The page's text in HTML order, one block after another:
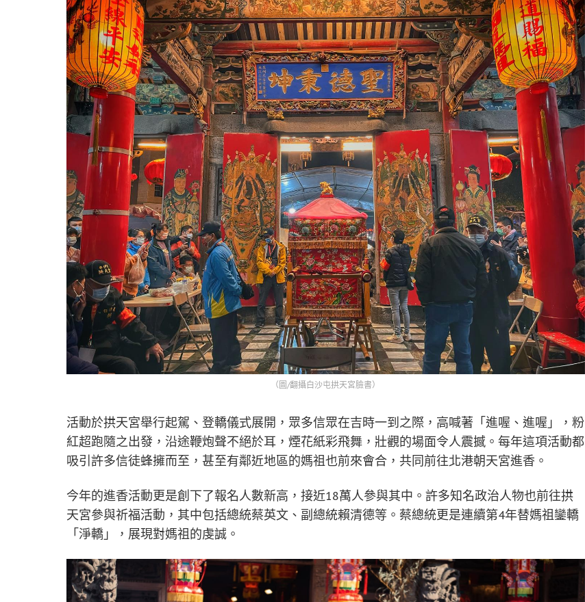
（圖/翻攝白沙屯拱天宮臉書）
活動於拱天宮舉行起駕、登轎儀式展開，眾多信眾在吉時一到之際，高喊著「進喔、進喔」，粉
紅超跑隨之出發，沿途鞭炮聲不絕於耳，煙花紙彩飛舞，壯觀的場面令人震撼。每年這項活動都
吸引許多信徒蜂擁而至，甚至有鄰近地區的媽祖也前來會合，共同前往北港朝天宮進香。
今年的進香活動更是創下了報名人數新高，接近18萬人參與其中。許多知名政治人物也前往拱
天宮參與祈福活動，其中包括總統蔡英文、副總統賴清德等。蔡總統更是連續第4年替媽祖鑾轎
「淨轎」，展現對媽祖的虔誠。